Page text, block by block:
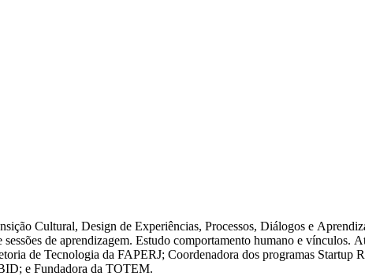
Cultural, Design de Experiências, Processos, Diálogos e
de aprendizagem. Estudo comportamento humano e vínculos.
de Tecnologia da FAPERJ; Coordenadora dos programas
e Fundadora da TOTEM.